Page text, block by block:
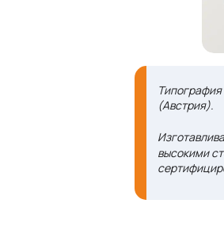
(Австрия).
высокими